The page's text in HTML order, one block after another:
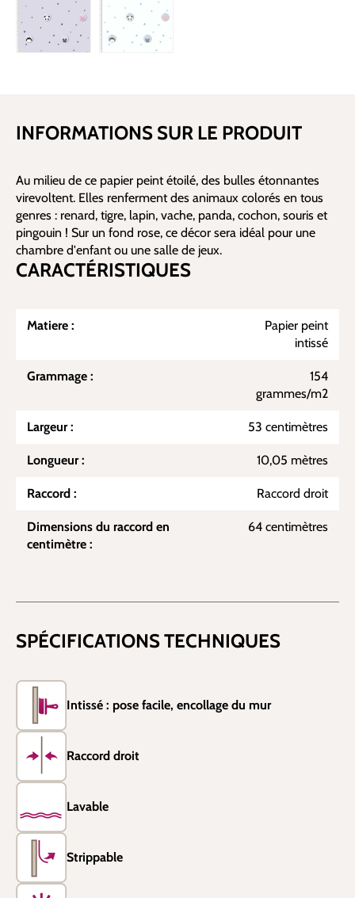
INFORMATIONS SUR LE PRODUIT
Au milieu de ce papier peint étoilé, des bulles étonnantes
virevoltent. Elles renferment des animaux colorés en tous
genres : renard, tigre, lapin, vache, panda, cochon, souris et
pingouin ! Sur un fond rose, ce décor sera idéal pour une
chambre d'enfant ou une salle de jeux.
CARACTÉRISTIQUES
Matiere :
Papier peint
intissé
Grammage :
154
grammes/m2
Largeur : 53 centimètres
Longueur : 10,05 mètres
Raccord : Raccord droit
Dimensions du raccord en
centimètre :
64 centimètres
SPÉCIFICATIONS TECHNIQUES
Intissé : pose facile, encollage du mur
Raccord droit
Lavable
Strippable